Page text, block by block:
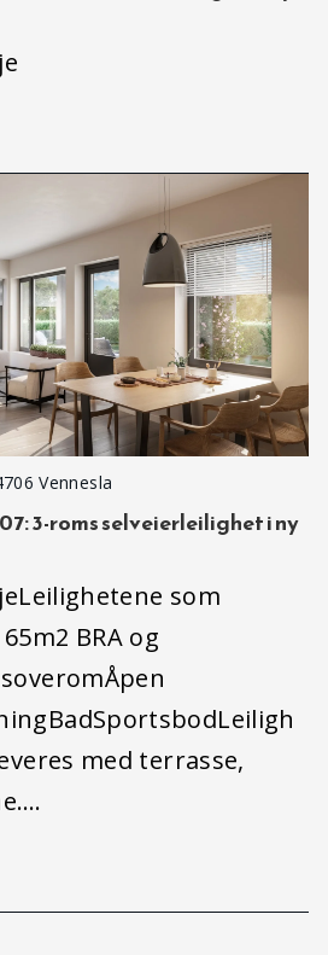
Vennesla
3-roms selveierleilighet i ny
som
BRA og
med terrasse,